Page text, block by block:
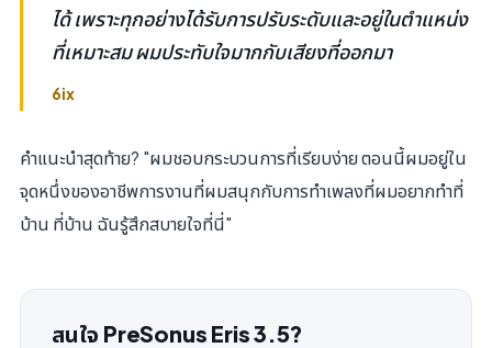
ได้ เพราะทุกอย่างได้รับการปรับระดับและอยู่ในตำแหน่ง
ที่เหมาะสม ผมประทับใจมากกับเสียงที่ออกมา
6ix
คำแนะนำสุดท้าย? "ผมชอบกระบวนการที่เรียบง่าย ตอนนี้ผมอยู่ใน
จุดหนึ่งของอาชีพการงานที่ผมสนุกกับการทำเพลงที่ผมอยากทำที่
บ้าน ที่บ้าน ฉันรู้สึกสบายใจที่นี่"
สนใจ PreSonus Eris 3.5?